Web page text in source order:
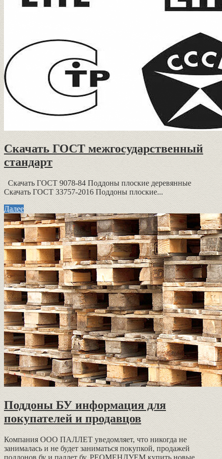
Скачать ГОСТ межгосударственный
стандарт
Скачать ГОСТ 9078-84 Поддоны плоские деревянные
Скачать ГОСТ 33757-2016 Поддоны плоские...
Далее
Поддоны БУ информация для
покупателей и продавцов
Компания ООО ПАЛЛЕТ уведомляет, что никогда не
занималась и не будет заниматься покупкой, продажей